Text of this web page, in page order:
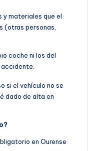
y materiales que el
(otras personas,
coche ni los del
si el vehículo no se
dado de alta en
en Ourense